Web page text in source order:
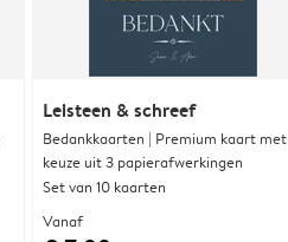
Leisteen & schreef
Bedankkaarten | Premium kaart met
keuze uit 3 papierafwerkingen
Set van 10 kaarten
Vanaf